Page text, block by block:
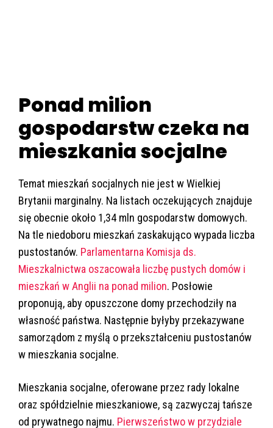
Ponad milion
gospodarstw czeka na
mieszkania socjalne
Temat mieszkań socjalnych nie jest w Wielkiej
Brytanii marginalny. Na listach oczekujących znajduje
się obecnie około 1,34 mln gospodarstw domowych.
Na tle niedoboru mieszkań zaskakująco wypada liczba
pustostanów. Parlamentarna Komisja ds.
Mieszkalnictwa oszacowała liczbę pustych domów i
mieszkań w Anglii na ponad milion. Posłowie
proponują, aby opuszczone domy przechodziły na
własność państwa. Następnie byłyby przekazywane
samorządom z myślą o przekształceniu pustostanów
w mieszkania socjalne.
Mieszkania socjalne, oferowane przez rady lokalne
oraz spółdzielnie mieszkaniowe, są zazwyczaj tańsze
od prywatnego najmu. Pierwszeństwo w przydziale